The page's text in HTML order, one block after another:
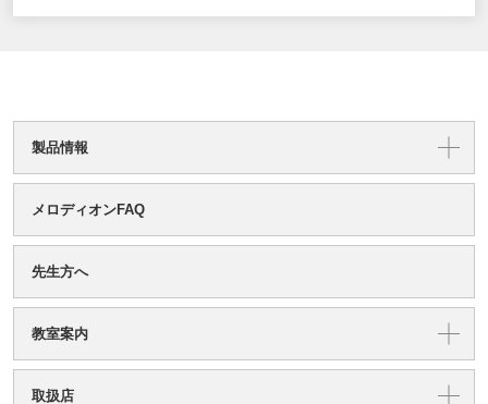
製品情報
メロディオンFAQ
先生方へ
教室案内
取扱店